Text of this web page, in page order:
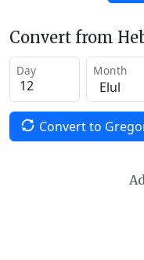
Convert from
Day Month
Convert to